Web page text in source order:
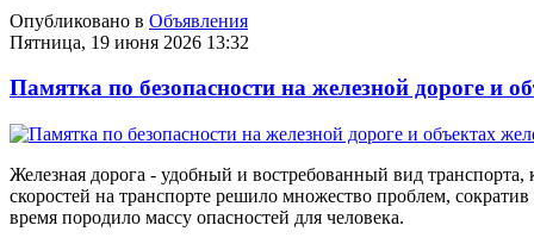
Опубликовано в Объявления
Пятница, 19 июня 2026 13:32
Памятка по безопасности на железной дороге и
Железная дорога - удобный и востребованный вид
скоростей на транспорте решило множество проблем,
время породило массу опасностей для человека.